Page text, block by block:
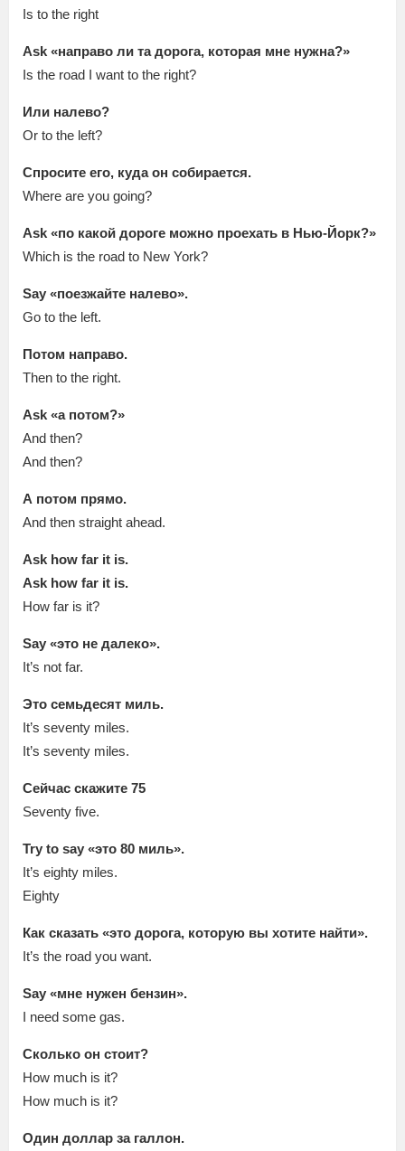
Is to the right
Ask «направо ли та дорога, которая мне нужна?»
Is the road I want to the right?
Или налево?
Or to the left?
Спросите его, куда он собирается.
Where are you going?
Ask «по какой дороге можно проехать в Нью-Йорк?»
Which is the road to New York?
Say «поезжайте налево».
Go to the left.
Потом направо.
Then to the right.
Ask «а потом?»
And then?
And then?
А потом прямо.
And then straight ahead.
Ask how far it is.
Ask how far it is.
How far is it?
Say «это не далеко».
It’s not far.
Это семьдесят миль.
It’s seventy miles.
It’s seventy miles.
Сейчас скажите 75
Seventy five.
Try to say «это 80 миль».
It’s eighty miles.
Eighty
Как сказать «это дорога, которую вы хотите найти».
It’s the road you want.
Say «мне нужен бензин».
I need some gas.
Сколько он стоит?
How much is it?
How much is it?
Один доллар за галлон.